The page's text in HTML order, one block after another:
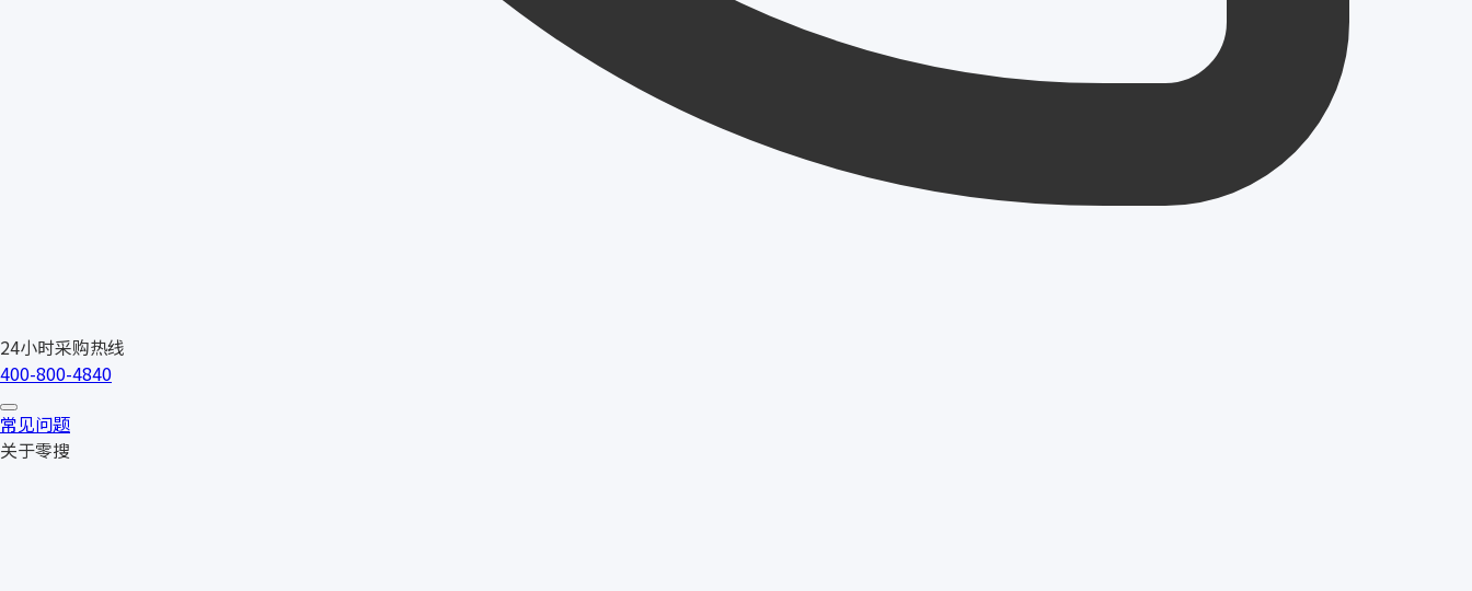
24小时采购热线
400-800-4840
常见问题
关于零搜